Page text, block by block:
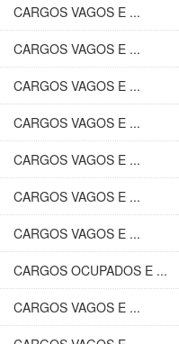
CARGOS VAGOS E ...
CARGOS VAGOS E ...
CARGOS VAGOS E ...
CARGOS VAGOS E ...
CARGOS VAGOS E ...
CARGOS VAGOS E ...
CARGOS VAGOS E ...
CARGOS OCUPADOS E ...
CARGOS VAGOS E ...